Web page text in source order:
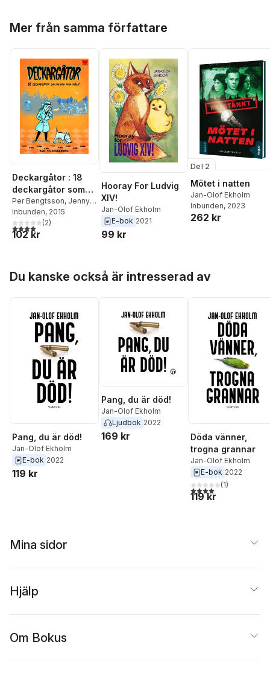
Mer från samma författare
Deckargåtor : 18
deckargåtor som
du kan lösa själv!
Per Bengtsson, Jenny
Berggrund ,Caroline
Bruce,Andreas
Eiderhed
Sara Linde,Kerstin
Persson,Thomas
Per Wikström,Mats
Vänblad
Inbunden, 2015
4,0utav 5 stjärnor. Totalt antal röster:
(2)
102 kr
Hooray For Ludvig
XIV!
Jan-Olof Ekholm
E-bok 2021
99 kr
Del 2
Mötet i natten
Jan-Olof Ekholm
Inbunden, 2023
262 kr
Du kanske också är intresserad av
Pang, du är död!
Jan-Olof Ekholm
E-bok 2022
119 kr
Pang, du är död!
Jan-Olof Ekholm
Ljudbok 2022
169 kr
Döda vänner,
trogna grannar
Jan-Olof Ekholm
E-bok 2022
4,0utav 5 stjärnor.
(1)
119 kr
Mina sidor
Hjälp
Om Bokus